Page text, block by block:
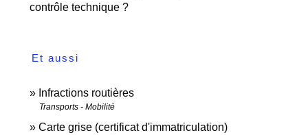
contrôle technique ?
Et aussi
Infractions routières
Transports - Mobilité
Carte grise (certificat d'immatriculation)